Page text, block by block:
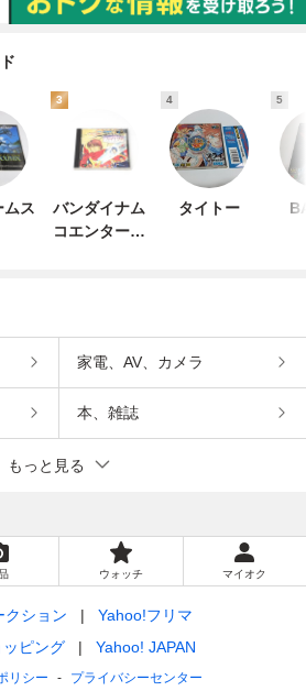
ムス
3
バンダイナム
コエンターテ
4
タイトー
5
家電、AV、カメラ
本、雑誌
もっと見る
ウォッチ マイオク
クション
Yahoo!フリマ
ピング
Yahoo! JAPAN
リシー プライバシーセンター